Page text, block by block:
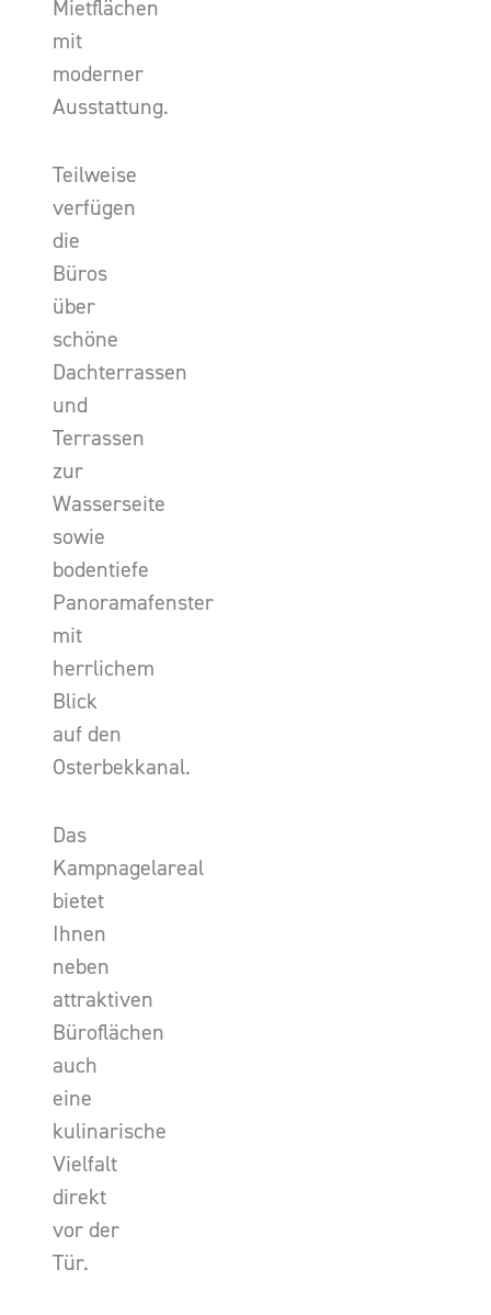
Mietflächen
mit
moderner
Ausstattung.
Teilweise
verfügen
die
Büros
über
schöne
Dachterrassen
und
Terrassen
zur
Wasserseite
sowie
bodentiefe
Panoramafenster
mit
herrlichem
Blick
auf den
Osterbekkanal.
Das
Kampnagelareal
bietet
Ihnen
neben
attraktiven
Büroflächen
auch
eine
kulinarische
Vielfalt
direkt
vor der
Tür.